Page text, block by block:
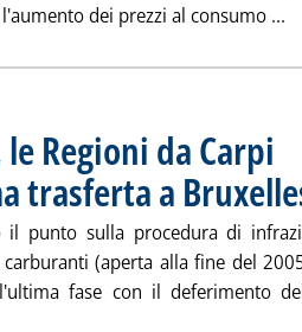
l'aumento dei prezzi al consumo ...
Regioni da Carpi
trasferta a
il punto sulla procedura di
(aperta alla fine del
fase con il deferimento
'Rete carburanti, le Regioni